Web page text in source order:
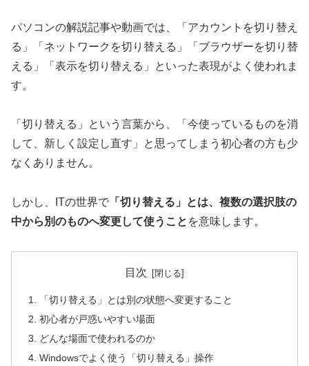
パソコンの解説記事や動画では、「アカウントを切り替え
る」「ネットワークを切り替える」「ブラウザーを切り替
える」「表示を切り替える」といった表現がよく使われま
す。
「切り替える」という言葉から、「今使っているものを消
して、新しく設定し直す」と思ってしまう初心者の方も少
なくありません。
しかし、ITの世界で 「切り替える」とは、複数の選択肢の
中から別のものへ変更して使うこと を意味します。
目次
「切り替える」とは別の状態へ変更すること
初心者が戸惑いやすい場面
どんな場面で使われるのか
Windowsでよく使う「切り替える」操作